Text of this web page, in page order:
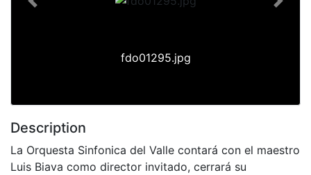
fdo01295.jpg
Previous Next
Description
La Orquesta Sinfonica del Valle contará con el maestro
Luis Biava como director invitado, cerrará su